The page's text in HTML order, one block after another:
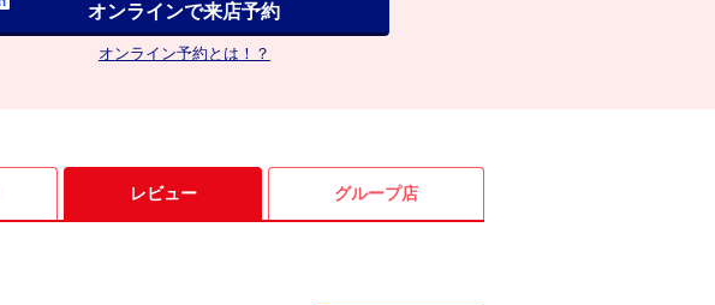
オンラインで来店予約
オンライン予約とは！？
レビュー グループ店